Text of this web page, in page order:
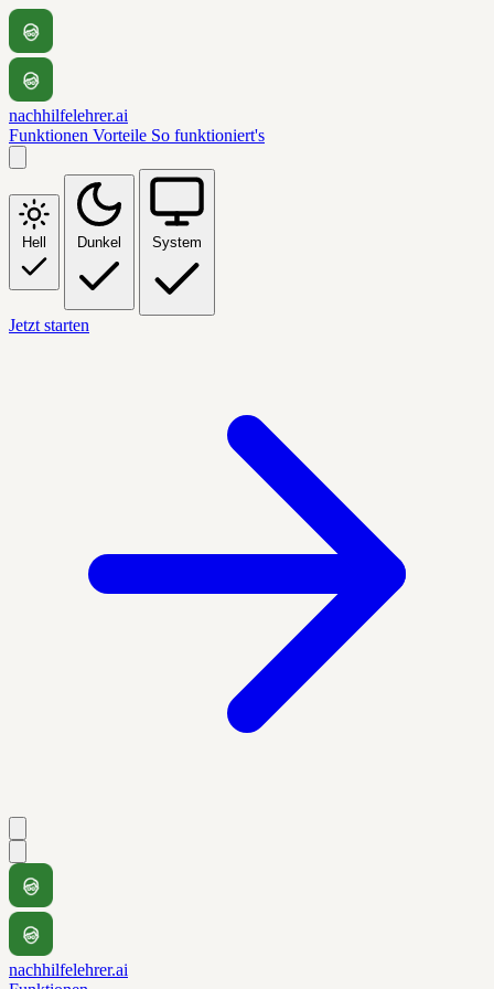
nachhilfelehrer.ai
Funktionen Vorteile So funktioniert's
Hell Dunkel System
Jetzt starten
nachhilfelehrer.ai